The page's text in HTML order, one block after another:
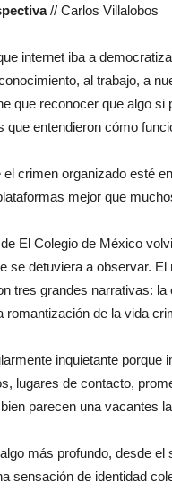
// Carlos Villalobos
internet iba a
al trabajo, a
que reconocer que algo
entendieron cómo
crimen organizado esté
mejor que
El Colegio de México
se detuviera a observar.
tres grandes narrativas:
de la vida
inquietante
lugares de contacto,
parecen una vacantes
más profundo, desde
sensación de identidad